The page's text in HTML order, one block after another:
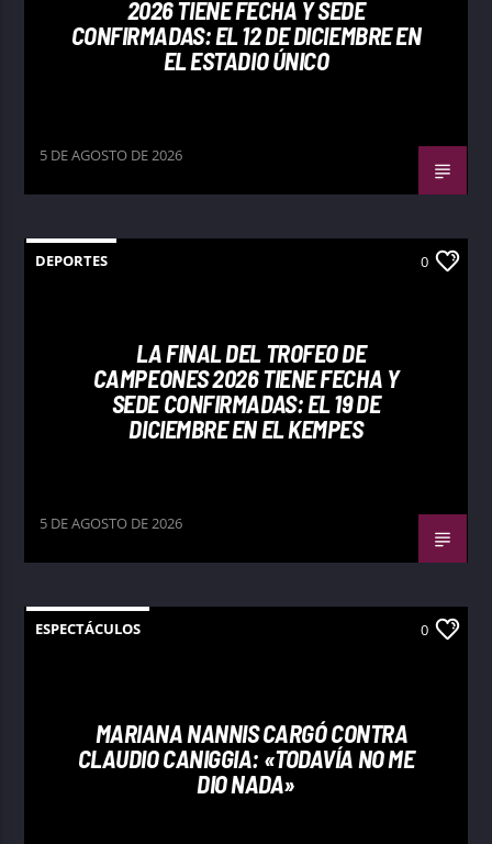
2026 TIENE FECHA Y SEDE
CONFIRMADAS: EL 12 DE DICIEMBRE EN
EL ESTADIO ÚNICO
5 DE AGOSTO DE 2026
DEPORTES 0
LA FINAL DEL TROFEO DE
CAMPEONES 2026 TIENE FECHA Y
SEDE CONFIRMADAS: EL 19 DE
DICIEMBRE EN EL KEMPES
5 DE AGOSTO DE 2026
ESPECTÁCULOS 0
MARIANA NANNIS CARGÓ CONTRA
CLAUDIO CANIGGIA: «TODAVÍA NO ME
DIO NADA»